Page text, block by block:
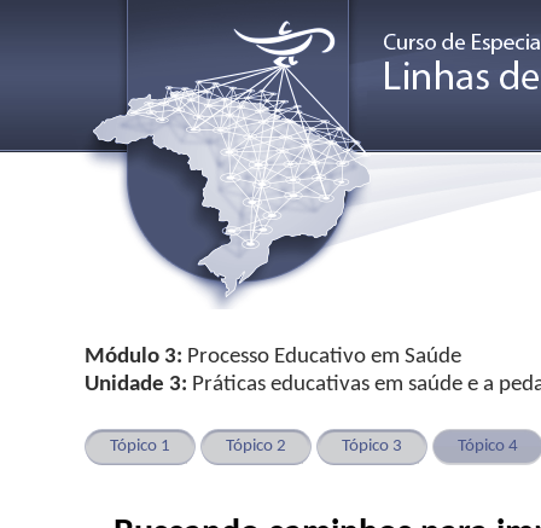
Módulo 3: Processo Educativo em Saúde
Unidade 3: Práticas educativas em saúde e a
Tópico 1 Tópico 2 Tópico 3 Tópico 4